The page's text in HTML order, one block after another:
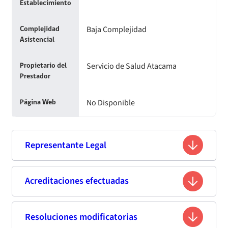
Establecimiento
Complejidad
Asistencial
Baja Complejidad
Propietario del
Prestador
Servicio de Salud Atacama
Página Web No Disponible
Representante Legal
Nombre Claudio Andrés Baeza Avello
Acreditaciones efectuadas
Segunda acreditación
Resoluciones modificatorias